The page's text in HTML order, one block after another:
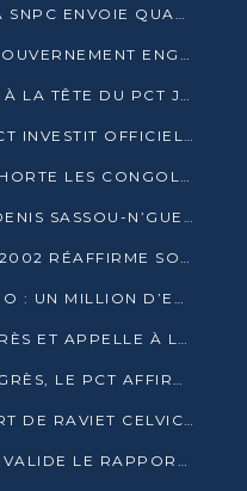
BOURSES D’EXCELLENCE : LA SNPC ENVOIE QUATRE NOUVEAUX TALENTS CONGOLAIS SE FORMER À BAKOU
MARCHÉS DOMANIAUX : LE GOUVERNEMENT ENGAGE LA STRUCTURATION DES TAXES D’ASSAINISSEMENT
PIERRE MOUSSA RECONDUIT À LA TÊTE DU PCT JUSQU’EN 2031
PRÉSIDENTIELLE 2026 : LE PCT INVESTIT OFFICIELLEMENT DENIS SASSOU NGUESSO
DENIS SASSOU-N’GUESSO EXHORTE LES CONGOLAIS À L’UNITÉ ET AU FAIR-PLAY DÉMOCRATIQUE EN 2026
RÉVEILLON D’ARMES 2025 : DENIS SASSOU-N’GUESSO GARANTIT DES ÉLECTIONS 2026 PAISIBLES ET SÉCURISÉES
CONGRÈS DU PCT : LE CLUB 2002 RÉAFFIRME SON SOUTIEN À DENIS SASSOU-N’GUESSO POUR 2026
ENTREPRENEURIAT AU CONGO : UN MILLION D’EUROS POUR FINANCER LES STARTUPS DÈS 2026
LE PCT OUVRE SON 6ᵉ CONGRÈS ET APPELLE À LA CANDIDATURE DE DENIS SASSOU NGUESSO
À TROIS JOURS DE SON CONGRÈS, LE PCT AFFIRME AVOIR ATTEINT TOUS SES OBJECTIFS
CE QUE L’ON SAIT DE LA MORT DE RAVIET CELVIC N’TSIANTSIE
LE COMITÉ CENTRAL DU PCT VALIDE LE RAPPORT DU CONGRÈS ET SOUTIENT DENIS SASSOU N’GUESSO